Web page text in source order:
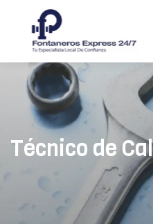
Técnico de